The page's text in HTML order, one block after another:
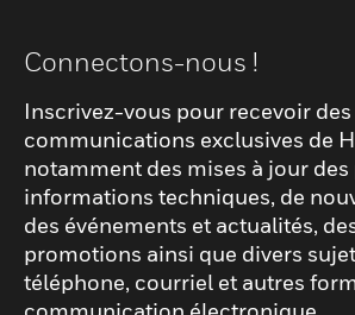
Connectons-nous !
Inscrivez-vous pour recevoir des
communications exclusives de
notamment des mises à jour
informations techniques, de
des événements et actualités,
promotions ainsi que divers
téléphone, courriel et autres